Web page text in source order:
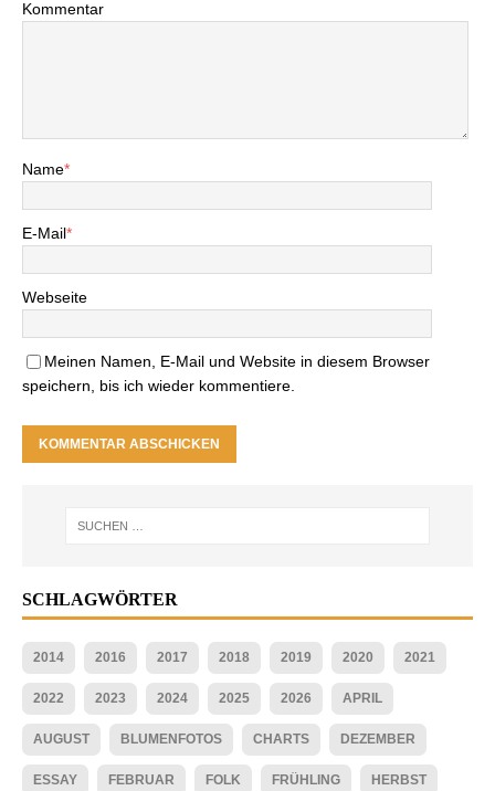
Kommentar
Name*
E-Mail*
Webseite
Meinen Namen, E-Mail und Website in diesem Browser
speichern, bis ich wieder kommentiere.
SCHLAGWÖRTER
2014 2016 2017 2018 2019 2020 2021
2022 2023 2024 2025 2026 APRIL
AUGUST BLUMENFOTOS CHARTS DEZEMBER
ESSAY FEBRUAR FOLK FRÜHLING HERBST